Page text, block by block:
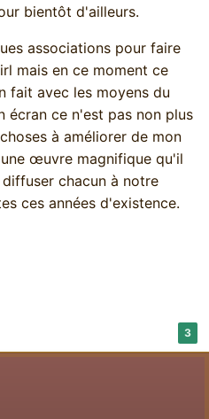
bientôt d'ailleurs.
associations pour faire
mais en ce moment ce
fait avec les moyens du
écran ce n'est pas non plus
à améliorer de mon
œuvre magnifique qu'il
chacun à notre
ces années d'existence.
3